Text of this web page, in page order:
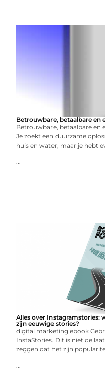
Betrouwbare, betaalbare en
Betrouwbare, betaalbare en
Je zoekt een duurzame
huis en water, maar je hebt
...
Alles over Instagramstories:
zijn eeuwige stories?
digital marketing ebook
InstaStories. Dit is niet de
zeggen dat het zijn
...